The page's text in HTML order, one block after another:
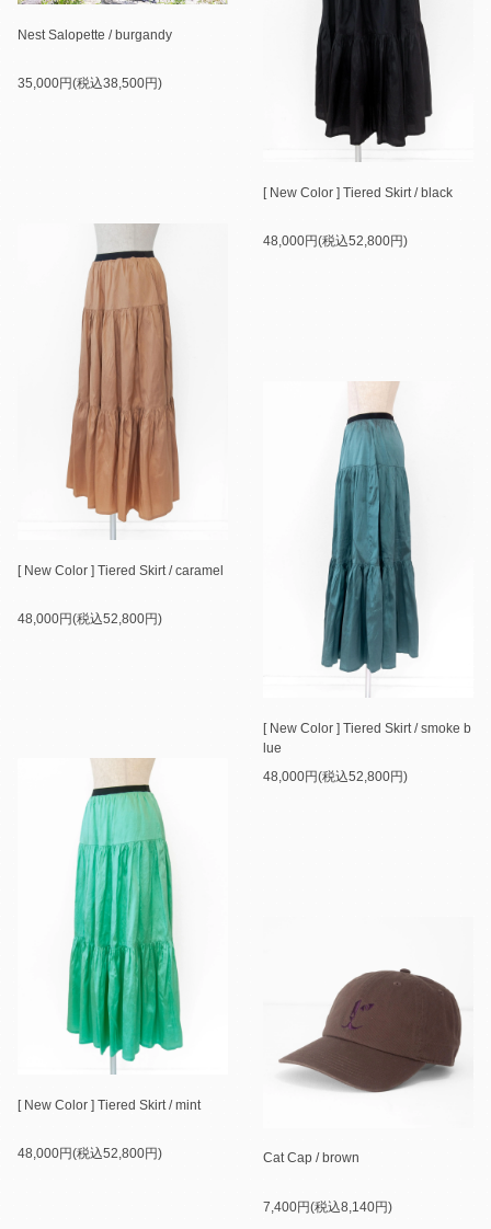
Nest Salopette / burgandy
35,000円(税込38,500円)
[ New Color ] Tiered Skirt / black
48,000円(税込52,800円)
[ New Color ] Tiered Skirt / caramel
48,000円(税込52,800円)
[ New Color ] Tiered Skirt / smoke b
lue
48,000円(税込52,800円)
[ New Color ] Tiered Skirt / mint
48,000円(税込52,800円) Cat Cap / brown
7,400円(税込8,140円)